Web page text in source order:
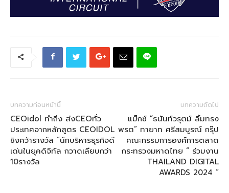
บทความก่อนหน้านี้
CEOidol ทำถึง ส่งCEOทั่ว
ประเทศจากหลักสูตร CEOIDOL
ชิงคว้ารางวัล “นักบริหารธุรกิจดี
เด่นในยุคดิจิทัล กวาดเลียบกว่า
10รางวัล
บทความถัดไป
แม็กซ์ “ธนันท์วรุตม์ ลิ้มทรง
พรต” ทายาท ศรีสมบูรณ์ กรุ๊ป
คณะกรรมการองค์การตลาด
กระทรวงมหาดไทย “ ร่วมงาน
THAILAND DIGITAL
AWARDS 2024 “